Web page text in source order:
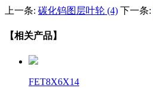
上一条: 碳化钨图层叶轮 (4) 下一条:
【相关产品】
FET8X6X14